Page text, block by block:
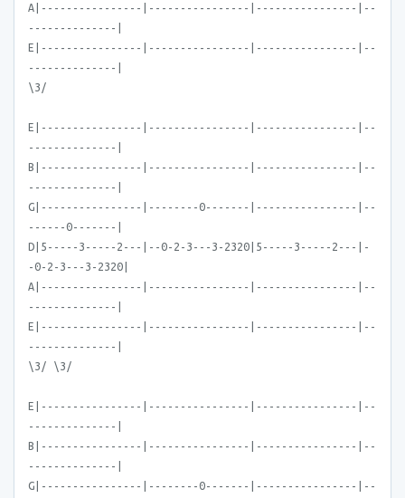
A|----------------|----------------|----------------|--
--------------|
E|----------------|----------------|----------------|--
--------------|
\3/
E|----------------|----------------|----------------|--
--------------|
B|----------------|----------------|----------------|--
--------------|
G|----------------|--------0-------|----------------|--
------0-------|
D|5-----3-----2---|--0-2-3---3-2320|5-----3-----2---|-
-0-2-3---3-2320|
A|----------------|----------------|----------------|--
--------------|
E|----------------|----------------|----------------|--
--------------|
\3/ \3/
E|----------------|----------------|----------------|--
--------------|
B|----------------|----------------|----------------|--
--------------|
G|----------------|--------0-------|----------------|--